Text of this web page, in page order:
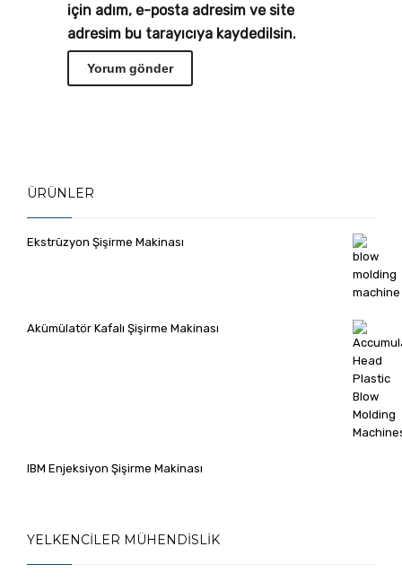
için adım, e-posta adresim ve site
adresim bu tarayıcıya kaydedilsin.
ÜRÜNLER
Ekstrüzyon Şişirme Makinası
Akümülatör Kafalı Şişirme Makinası
IBM Enjeksiyon Şişirme Makinası
YELKENCILER MÜHENDISLIK